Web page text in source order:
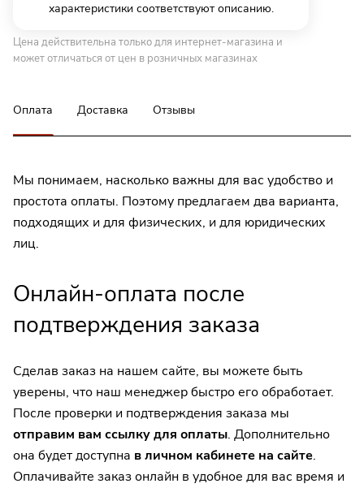
характеристики соответствуют описанию.
Цена действительна только для интернет-магазина и
может отличаться от цен в розничных магазинах
Оплата Доставка Отзывы
Мы понимаем, насколько важны для вас удобство и
простота оплаты. Поэтому предлагаем два варианта,
подходящих и для физических, и для юридических
лиц.
Онлайн-оплата после
подтверждения заказа
Сделав заказ на нашем сайте, вы можете быть
уверены, что наш менеджер быстро его обработает.
После проверки и подтверждения заказа мы
отправим вам ссылку для оплаты. Дополнительно
она будет доступна в личном кабинете на сайте.
Оплачивайте заказ онлайн в удобное для вас время и